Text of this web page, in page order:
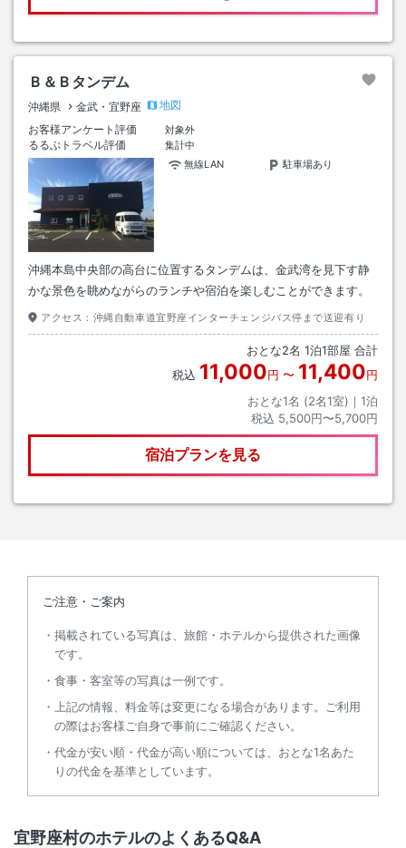
Ｂ＆Ｂタンデム
沖縄県 金武・宜野座
地図
お客様アンケート評価
対象外
るるぶトラベル評価
集計中
無線LAN
駐車場あり
沖縄本島中央部の高台に位置するタンデムは、金武湾を見下す静
かな景色を眺めながらのランチや宿泊を楽しむことができます。
アクセス： 沖縄自動車道宜野座インターチェンジバス停まで送迎有り
おとな2名 1泊1部屋 合計
税込 11,000円 〜 11,400円
おとな1名 (2名1室)｜ 1泊
税込 5,500円〜5,700円
宿泊プランを見る
ご注意・ご案内
掲載されている写真は、旅館・ホテルから提供された画像
です。
食事・客室等の写真は一例です。
上記の情報、料金等は変更になる場合があります。ご利用
の際はお客様ご自身で事前にご確認ください。
代金が安い順・代金が高い順については、おとな1名あた
りの代金を基準としています。
宜野座村のホテルのよくあるQ&A